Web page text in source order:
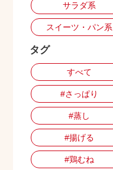
サラダ系
スイーツ・パン系
タグ
すべて
#さっぱり
#蒸し
#揚げる
#鶏むね